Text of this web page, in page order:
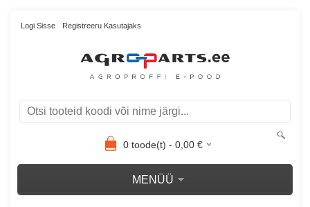
Logi Sisse Registreeru Kasutajaks
0toode(t) - 0,00€
MENÜÜ